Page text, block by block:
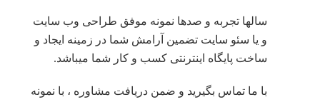
سالها تجربه و صدها نمونه موفق طراحی وب سایت
و یا سئو سایت تضمین آرامش شما در زمینه ایجاد و
ساخت پایگاه اینترنتی کسب و کار شما میباشد.
با ما تماس بگیرید و ضمن دریافت مشاوره ، با نمونه